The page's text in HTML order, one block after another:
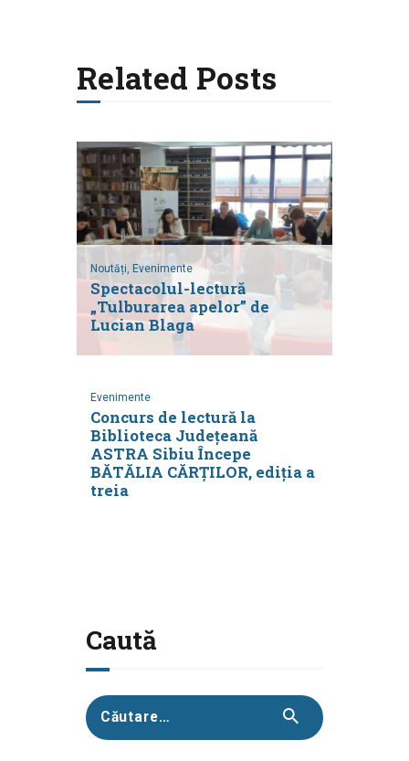
Related Posts
Noutăți, Evenimente
Spectacolul-lectură
„Tulburarea apelor” de
Lucian Blaga
Evenimente
Concurs de lectură la
Biblioteca Județeană
ASTRA Sibiu Începe
BĂTĂLIA CĂRŢILOR, ediția a
treia
Caută
Caută
după: